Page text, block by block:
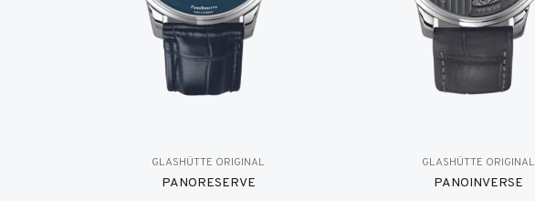
GLASHÜTTE ORIGINAL
PANORESERVE
GLASHÜTTE ORIGINAL
PANOINVERSE